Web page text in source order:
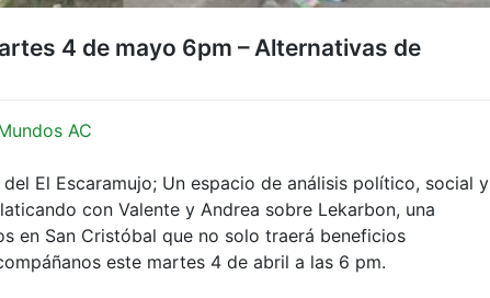
4 de mayo 6pm – Alternativas de
AC
El Escaramujo; Un espacio de análisis político, social y
con Valente y Andrea sobre Lekarbon, una
en San Cristóbal que no solo traerá beneficios
este martes 4 de abril a las 6 pm.